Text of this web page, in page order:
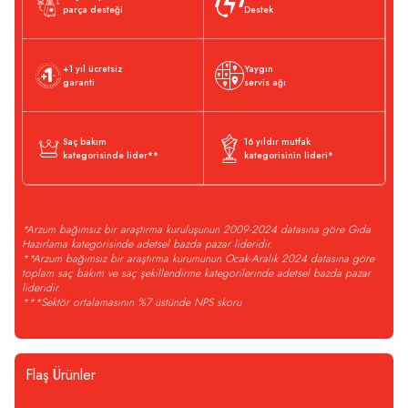
parça desteği
Destek
+1 yıl ücretsiz
garanti
Yaygın
servis ağı
Saç bakım
kategorisinde lider**
16 yıldır mutfak
kategorisinin lideri*
*Arzum bağımsız bir araştırma kuruluşunun 2009-2024 datasına göre Gıda
Hazırlama kategorisinde adetsel bazda pazar lideridir.
**Arzum bağımsız bir araştırma kurumunun Ocak-Aralık 2024 datasına göre
toplam saç bakım ve saç şekillendirme kategorilerinde adetsel bazda pazar
lideridir.
***Sektör ortalamasının %7 üstünde NPS skoru
Flaş Ürünler